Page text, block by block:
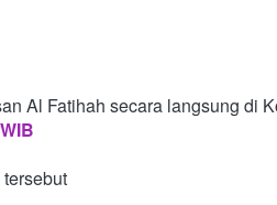
Al Fatihah secara langsung di